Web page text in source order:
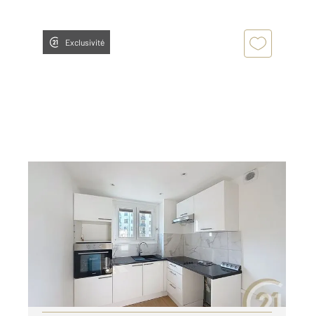
Exclusivité
62,73 m , 4 pièces
Appartement à louer
690 €
par mois charges comprises